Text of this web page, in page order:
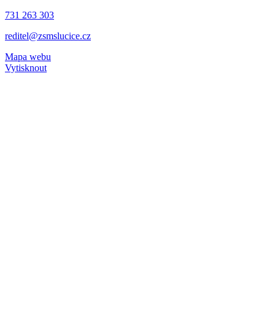
731 263 303
reditel@zsmslucice.cz
Mapa webu
Vytisknout